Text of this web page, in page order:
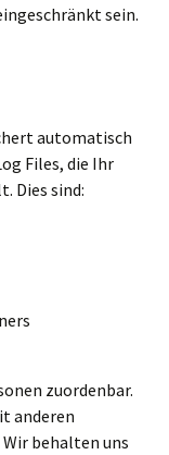
sein.
automatisch
Files, die Ihr
Dies sind:
zuordenbar.
anderen
behalten uns